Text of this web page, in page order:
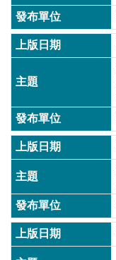
桃
園
市
府
E
g
i
s
隱
私
權